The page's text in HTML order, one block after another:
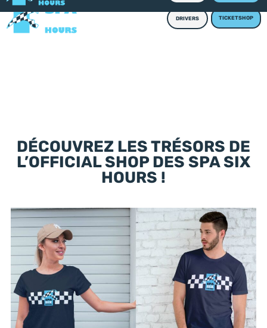
DRIVERS TICKETSHOP
DÉCOUVREZ LES TRÉSORS DE
L’OFFICIAL SHOP DES SPA SIX
HOURS !